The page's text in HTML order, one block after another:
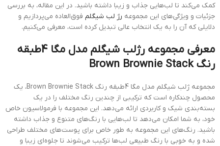
کمک می‌کند تا لب‌هایی جذاب و زیبا داشته باشید. در این مقاله، به بررسی
جزئیات و ویژگی‌های این مجموعه رژ لب شیگلم فوق‌العاده می‌پردازیم و
دلایلی که آن را به یک انتخاب عالی تبدیل کرده است، معرفی می‌کنیم.
معرفی مجموعه رژلب شیگلم مدل مگا 4طبقه
رنگ Brown Brownie Stack
مجموعه ژلب شیگلم مدل مگا 4طبقه رنگ Brown Brownie Stack، یک
محصول چندکاره است که ترکیبی از چندین رنگ مختلف را در یک
بسته‌بندی شیک و کاربردی ارائه می‌دهد. این مجموعه با فرمولاسیون خاص
خود، به شما امکان می‌دهد تا لب‌هایی با رنگ‌های متنوع و جذاب داشته
باشید. رنگ‌های این مجموعه به طور خاص برای پوست‌های مختلف طراحی
شده و به خوبی با رنگ طبیعی لب‌ها ترکیب می‌شوند تا جلوه‌ای زیبا و